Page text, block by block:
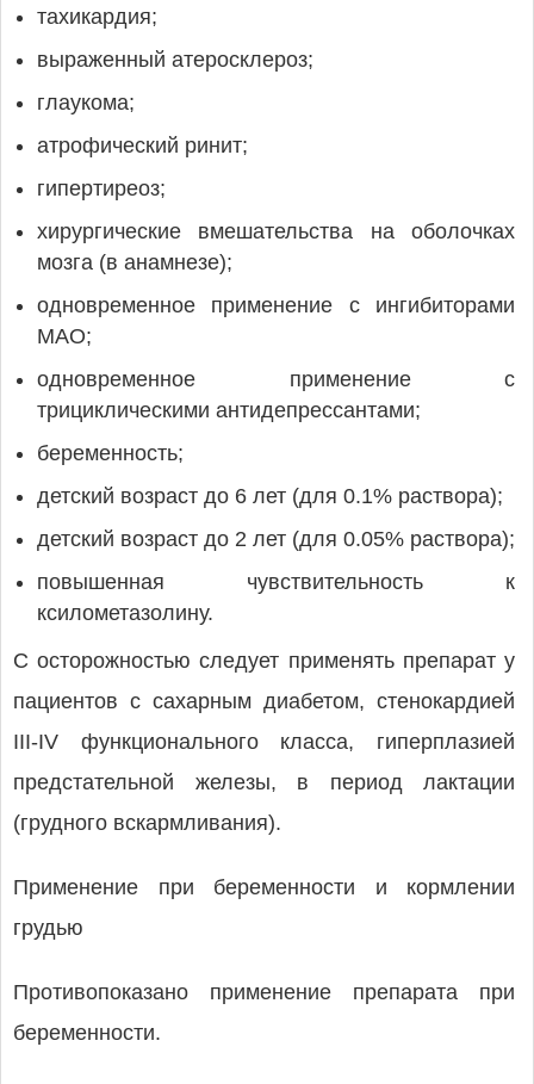
тахикардия;
выраженный атеросклероз;
глаукома;
атрофический ринит;
гипертиреоз;
хирургические вмешательства на оболочках
мозга (в анамнезе);
одновременное применение с ингибиторами
МАО;
одновременное применение с
трициклическими антидепрессантами;
беременность;
детский возраст до 6 лет (для 0.1% раствора);
детский возраст до 2 лет (для 0.05% раствора);
повышенная чувствительность к
ксилометазолину.
С осторожностью следует применять препарат у
пациентов с сахарным диабетом, стенокардией
III-IV функционального класса, гиперплазией
предстательной железы, в период лактации
(грудного вскармливания).
Применение при беременности и кормлении
грудью
Противопоказано применение препарата при
беременности.